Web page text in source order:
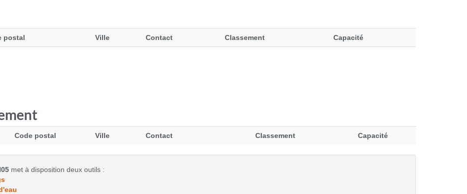
postal Ville Contact Classement Capacité
Code postal Ville Contact Classement Capacité
met à disposition deux outils :